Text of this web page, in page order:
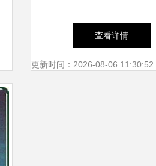
外架空管道光缆的卓
查看详情
更新时间：2026-08-06 11:30:52